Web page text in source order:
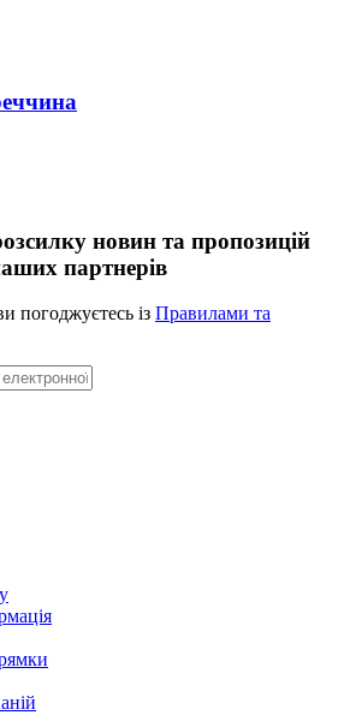
новин та пропозицій
партнерів
погоджуєтесь із Правилами та